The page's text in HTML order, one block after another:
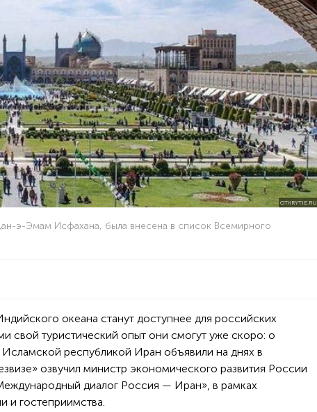
OTKRYTIE.RU
э-Эмам Исфахана, была внесена в список Всемирного
океана станут доступнее для российских
свой туристический опыт они смогут уже скоро: о
республикой Иран объявили на днях в
озвучил министр экономического развития России
диалог Россия — Иран», в рамках
и гостеприимства.